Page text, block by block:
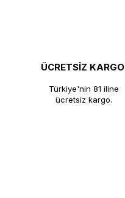
ÜCRETSİZ KARGO
Türkiye'nin 81 iline
ücretsiz kargo.